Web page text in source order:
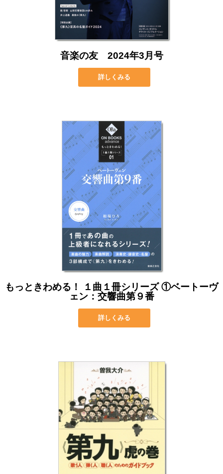
音楽の友 2024年3月号
詳しくみる
もっときわめる！ １曲１冊シリーズ ①ベートーヴ
ェン：交響曲第９番
詳しくみる